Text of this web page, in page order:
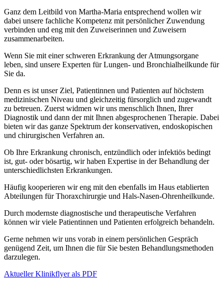
Ganz dem Leitbild von Martha-Maria entsprechend wollen wir
dabei unsere fachliche Kompetenz mit persönlicher Zuwendung
verbinden und eng mit den Zuweiserinnen und Zuweisern
zusammenarbeiten.
Wenn Sie mit einer schweren Erkrankung der Atmungsorgane
leben, sind unsere Experten für Lungen- und Bronchialheilkunde für
Sie da.
Denn es ist unser Ziel, Patientinnen und Patienten auf höchstem
medizinischen Niveau und gleichzeitig fürsorglich und zugewandt
zu betreuen. Zuerst widmen wir uns menschlich Ihnen, Ihrer
Diagnostik und dann der mit Ihnen abgesprochenen Therapie. Dabei
bieten wir das ganze Spektrum der konservativen, endoskopischen
und chirurgischen Verfahren an.
Ob Ihre Erkrankung chronisch, entzündlich oder infektiös bedingt
ist, gut- oder bösartig, wir haben Expertise in der Behandlung der
unterschiedlichsten Erkrankungen.
Häufig kooperieren wir eng mit den ebenfalls im Haus etablierten
Abteilungen für Thoraxchirurgie und Hals-Nasen-Ohrenheilkunde.
Durch modernste diagnostische und therapeutische Verfahren
können wir viele Patientinnen und Patienten erfolgreich behandeln.
Gerne nehmen wir uns vorab in einem persönlichen Gespräch
genügend Zeit, um Ihnen die für Sie besten Behandlungsmethoden
darzulegen.
Aktueller Klinikflyer als PDF